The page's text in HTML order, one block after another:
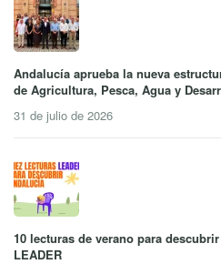
Andalucía aprueba la nueva
de Agricultura, Pesca, Agua y
31 de julio de 2026
10 lecturas de verano para
LEADER